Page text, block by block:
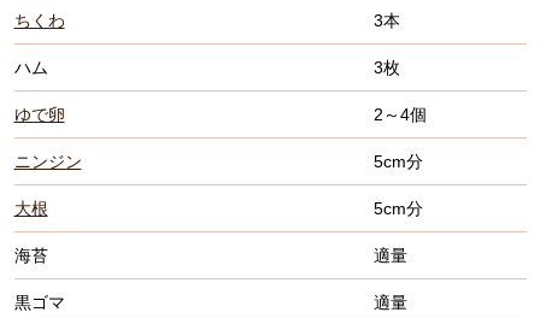
ちくわ 3本
ハム 3枚
ゆで卵 2～4個
ニンジン 5cm分
大根 5cm分
海苔 適量
黒ゴマ 適量